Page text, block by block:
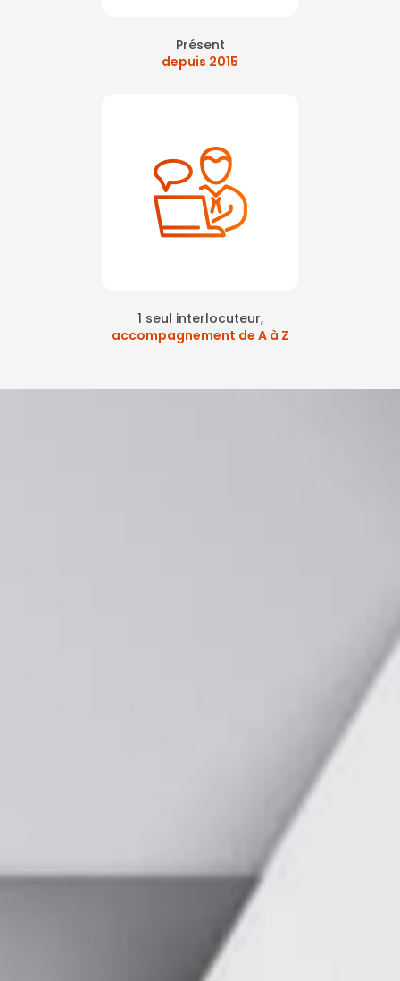
Présent
depuis 2015
1 seul interlocuteur,
accompagnement de A à Z